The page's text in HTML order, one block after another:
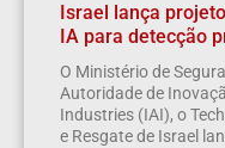
Israel lança
IA para detecção
O Ministério de
Autoridade de
Industries (IAI), o
e Resgate de Israel